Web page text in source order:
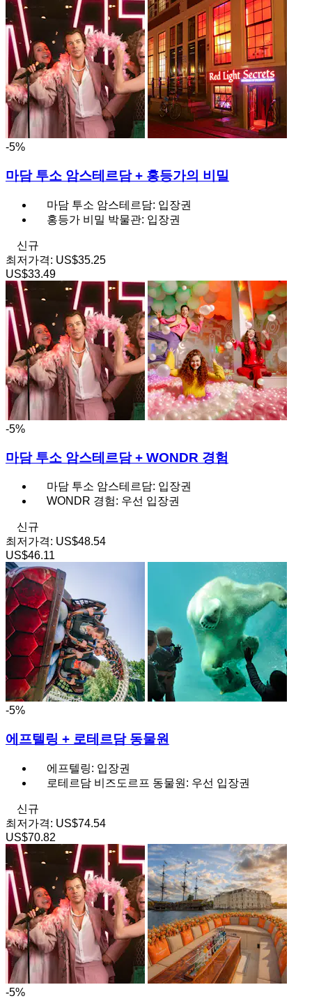
-5%
마담 투소 암스테르담 + 홍등가의 비밀
마담 투소 암스테르담: 입장권
홍등가 비밀 박물관: 입장권
신규
최저가격: US$35.25
US$33.49
-5%
마담 투소 암스테르담 + WONDR 경험
마담 투소 암스테르담: 입장권
WONDR 경험: 우선 입장권
신규
최저가격: US$48.54
US$46.11
-5%
에프텔링 + 로테르담 동물원
에프텔링: 입장권
로테르담 비즈도르프 동물원: 우선 입장권
신규
최저가격: US$74.54
US$70.82
-5%